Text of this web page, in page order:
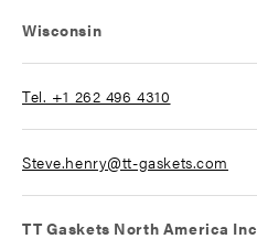
Wisconsin
Tel. +1 262 496 4310
Steve.henry@tt-gaskets.com
TT Gaskets North America Inc